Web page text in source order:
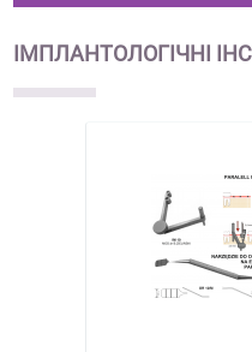
ІМПЛАНТОЛОГІЧНІ